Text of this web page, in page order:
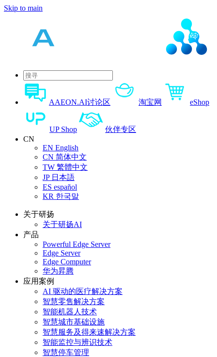
Skip to main
AAEON.AI讨论区 淘宝网 eShop
UP Shop
伙伴专区
CN
EN English
CN 简体中文
TW 繁體中文
JP 日本語
ES español
KR 한국말
关于研扬
关于研扬AI
产品
Powerful Edge Server
Edge Server
Edge Computer
华为昇腾
应用案例
AI 驱动的医疗解决方案
智慧零售解决方案
智能机器人技术
智慧城市基础设施
智慧服务及得来速解决方案
智能监控与辨识技术
智慧停车管理